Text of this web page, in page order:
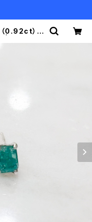
0.92ct）の